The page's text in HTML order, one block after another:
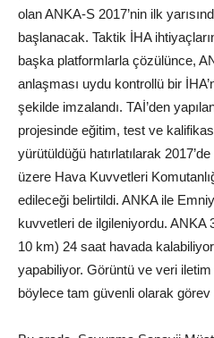
olan ANKA-S 2017’nin ilk
başlanacak. Taktik İHA
başka platformlarla çözülünce,
anlaşması uydu kontrollü bir
şekilde imzalandı. TAİ’den
projesinde eğitim, test ve
yürütüldüğü hatırlatılarak
üzere Hava Kuvvetleri
edileceği belirtildi. ANKA ile
kuvvetleri de ilgileniyordu. ANKA
10 km) 24 saat havada
yapabiliyor. Görüntü ve veri
böylece tam güvenli olarak görev